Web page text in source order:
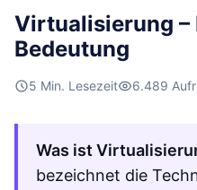
Virtualisierung –
Bedeutung
5 Min. Lesezeit 6.489
Was ist
bezeichnet die